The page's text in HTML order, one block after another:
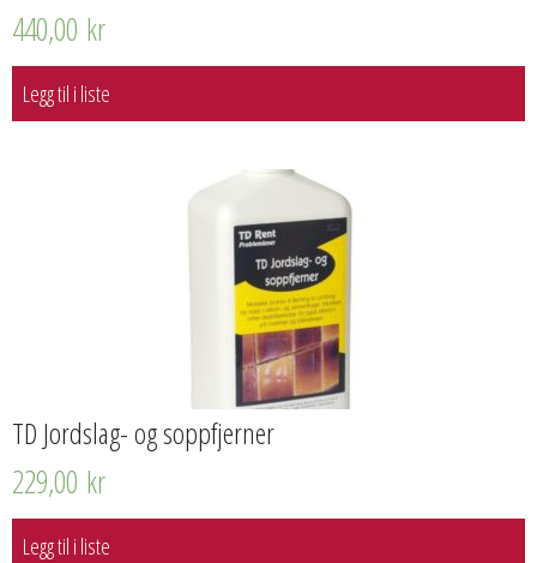
440,00 kr
Legg til i liste
TD Jordslag- og soppfjerner
229,00 kr
Legg til i liste